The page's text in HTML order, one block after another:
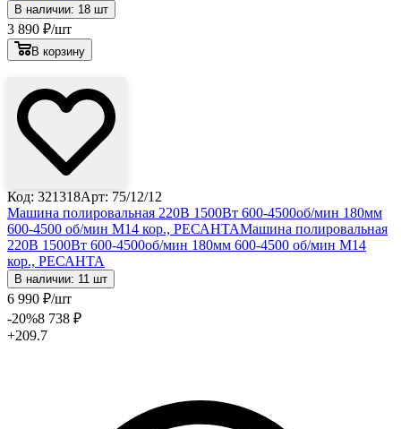
В наличии: 18 шт
3 890 ₽/шт
В корзину
Код: 321318Арт: 75/12/12
Машина полировальная 220В 1500Вт 600-4500об/мин 180мм
600-4500 об/мин М14 кор., РЕСАНТАМашина полировальная
220В 1500Вт 600-4500об/мин 180мм 600-4500 об/мин М14
кор., РЕСАНТА
В наличии: 11 шт
6 990 ₽/шт
-20%8 738 ₽
+209.7